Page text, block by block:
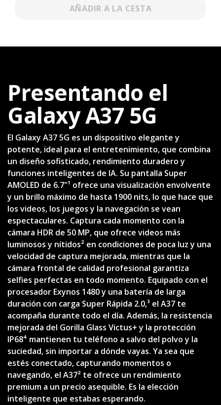
AÑADIR A LA CESTA
Presentando el
Galaxy A37 5G
El Galaxy A37 5G es un dispositivo elegante y
potente, ideal para el entretenimiento, que combina
un diseño sofisticado, rendimiento duradero y
funciones inteligentes de IA. Su pantalla Super
AMOLED de 6.7"¹ ofrece una visualización envolvente
y un brillo máximo de hasta 1900 nits, lo que hace que
los videos, los juegos y la navegación se vean
espectaculares. Captura cada momento con la
cámara HDR de 50 MP, que ofrece videos más
luminosos y nítidos² en condiciones de poca luz y una
velocidad de captura mejorada, mientras que la
cámara frontal de calidad profesional garantiza
selfies perfectas en todo momento. Equipado con el
procesador Exynos 1480 y una batería de larga
duración con carga Super Rápida 2.0,³ el A37 te
acompaña durante todo el día. Además, la resistencia
mejorada del Gorilla Glass Victus+ y la protección
IP68⁴ mantienen tu teléfono a salvo del polvo y la
suciedad, sin importar a dónde vayas. Ya sea que
estés conectado, capturando momentos o
navegando, el A37² te ofrece un rendimiento
premium a un precio asequible. Es la elección
inteligente que estabas esperando.